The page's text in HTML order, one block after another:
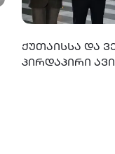
ᲥᲣᲗᲐᲘᲡᲡᲐ ᲓᲐ
ᲞᲘᲠᲓᲐᲞᲘᲠᲘ